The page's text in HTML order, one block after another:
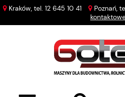
Kraków, tel. 12 645 10 41 Poznań,